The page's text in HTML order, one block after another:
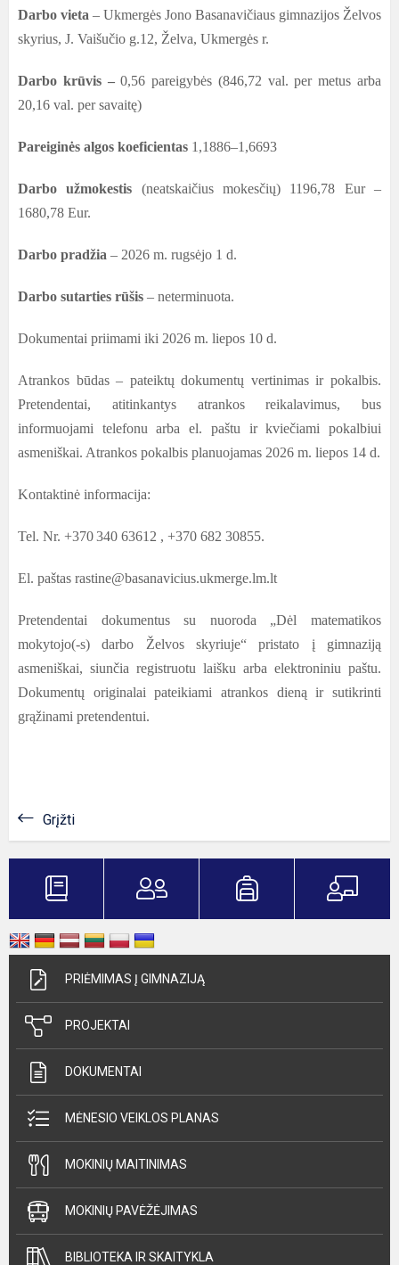
Darbo vieta – Ukmergės Jono Basanavičiaus gimnazijos Želvos
skyrius, J. Vaišučio g.12, Želva, Ukmergės r.
Darbo krūvis –0,56 pareigybės (846,72 val. per metus arba
20,16 val. per savaitę)
Pareiginės algos koeficientas 1,1886–1,6693
Darbo užmokestis (neatskaičius mokesčių) 1196,78 Eur –
1680,78 Eur.
Darbo pradžia – 2026 m. rugsėjo 1 d.
Darbo sutarties rūšis – neterminuota.
Dokumentai priimami iki 2026 m. liepos 10 d.
Atrankos būdas – pateiktų dokumentų vertinimas ir pokalbis.
Pretendentai, atitinkantys atrankos reikalavimus, bus
informuojami telefonu arba el. paštu ir kviečiami pokalbiui
asmeniškai. Atrankos pokalbis planuojamas 2026 m. liepos 14 d.
Kontaktinė informacija:
Tel. Nr. +370340 63612 , +370 682 30855.
El. paštas rastine@basanavicius.ukmerge.lm.lt
Pretendentai dokumentus su nuoroda „Dėl matematikos
mokytojo(-s) darbo Želvos skyriuje“ pristato į gimnaziją
asmeniškai, siunčia registruotu laišku arba elektroniniu paštu.
Dokumentų originalai pateikiami atrankos dieną ir sutikrinti
grąžinami pretendentui.
Grįžti
PRIĖMIMAS Į GIMNAZIJĄ
PROJEKTAI
DOKUMENTAI
MĖNESIO VEIKLOS PLANAS
MOKINIŲ MAITINIMAS
MOKINIŲ PAVĖŽĖJIMAS
BIBLIOTEKA IR SKAITYKLA